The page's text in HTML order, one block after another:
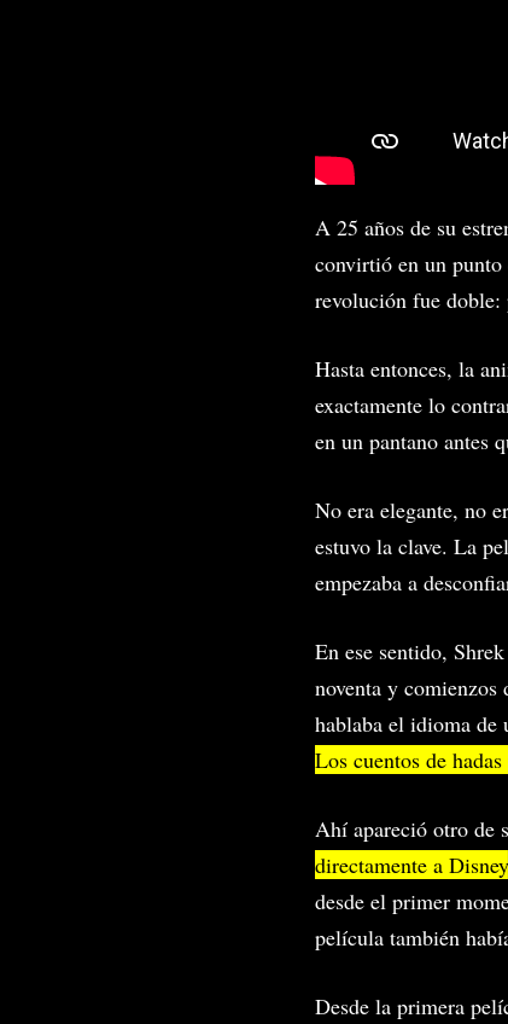
A 25 años de su
convirtió en un
revolución fue
Hasta entonces, la
exactamente lo
en un pantano antes
No era elegante, no
estuvo la clave. La
empezaba a
En ese sentido,
noventa y comienzos
hablaba el idioma de
Los cuentos de
Ahí apareció otro de
directamente a Disney
desde el primer
película también
Desde la primera